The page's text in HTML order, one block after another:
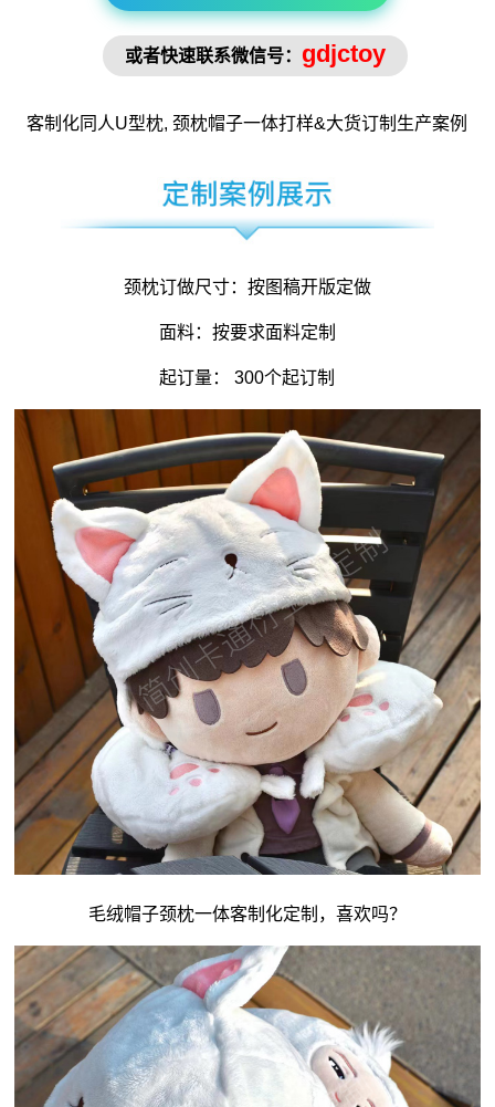
或者快速联系微信号： gdjctoy
客制化同人U型枕,颈枕帽子一体打样&大货订制生产案例
颈枕订做尺寸：按图稿开版定做
面料：按要求面料定制
起订量： 300个起订制
毛绒帽子颈枕一体客制化定制，喜欢吗？